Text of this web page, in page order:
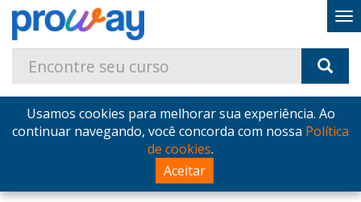
Usamos cookies para melhorar sua experiência. Ao
continuar navegando, você concorda com nossa Política
de cookies.
Aceitar
Home Blog Postagens de Abril de 2017
Postagens de Abril de 2017 no
Blog - ProWay